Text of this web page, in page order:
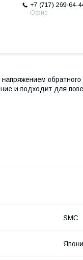
+7 (717) 269-64-
Офис
и подходит для
SMC